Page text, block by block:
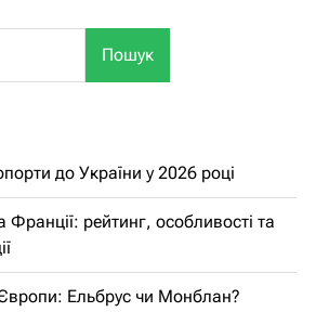
Пошук
до України у 2026 році
Франції: рейтинг, особливості та
Ельбрус чи Монблан?